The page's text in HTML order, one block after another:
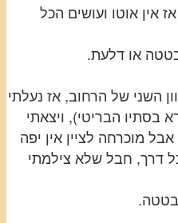
אין אוטו ועושים הכל
או דלעת.
השני של הרחוב, אז נעלתי
בסתיו הבריטי), ויצאתי
מוכרחה לציין אין יפה
דרך, חבל שלא צילמתי
בטטה.